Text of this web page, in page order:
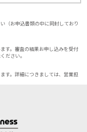
（お申込書類の中に同封しており
す。審査の結果お申し込みを受付
ださい。
す。詳細につきましては、営業担